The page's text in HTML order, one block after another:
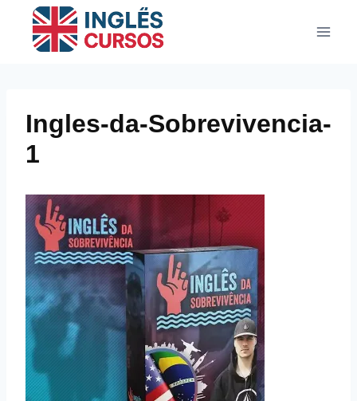
Ingles-da-Sobrevivencia-
1